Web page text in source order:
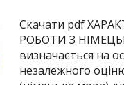
Скачати pdf
РОБОТИ З
визначається на
незалежного